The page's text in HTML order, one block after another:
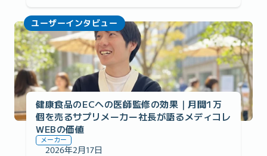
ユーザーインタビュー
健康食品のECへの医師監修の効果｜月間1万
個を売るサプリメーカー社長が語るメディコレ
WEBの価値
メーカー
2026年2月17日